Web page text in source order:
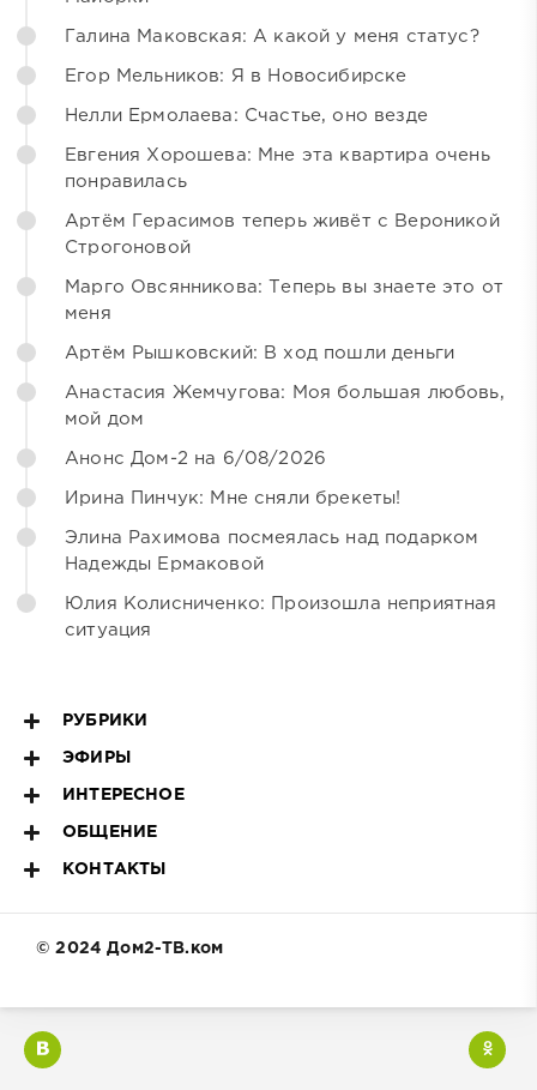
Галина Маковская: А какой у меня статус?
Егор Мельников: Я в Новосибирске
Нелли Ермолаева: Счастье, оно везде
Евгения Хорошева: Мне эта квартира очень
понравилась
Артём Герасимов теперь живёт с Вероникой
Строгоновой
Марго Овсянникова: Теперь вы знаете это от
меня
Артём Рышковский: В ход пошли деньги
Анастасия Жемчугова: Моя большая любовь,
мой дом
Анонс Дом-2 на 6/08/2026
Ирина Пинчук: Мне сняли брекеты!
Элина Рахимова посмеялась над подарком
Надежды Ермаковой
Юлия Колисниченко: Произошла неприятная
ситуация
РУБРИКИ
ЭФИРЫ
ИНТЕРЕСНОЕ
ОБЩЕНИЕ
КОНТАКТЫ
© 2024 Дом2-ТВ.ком